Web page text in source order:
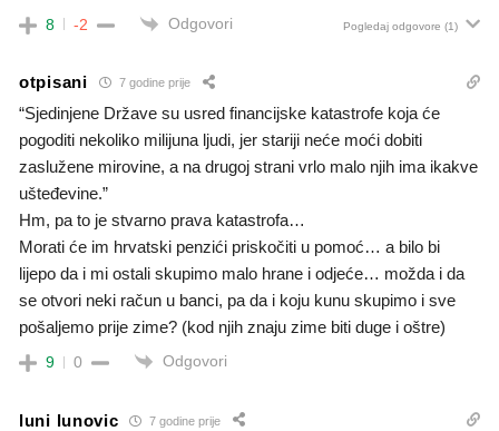
8 -2 Odgovori Pogledaj odgovore (1)
otpisani 7 godine prije
“Sjedinjene Države su usred financijske katastrofe koja će
pogoditi nekoliko milijuna ljudi, jer stariji neće moći dobiti
zaslužene mirovine, a na drugoj strani vrlo malo njih ima ikakve
ušteđevine.”
Hm, pa to je stvarno prava katastrofa…
Morati će im hrvatski penzići priskočiti u pomoć… a bilo bi
lijepo da i mi ostali skupimo malo hrane i odjeće… možda i da
se otvori neki račun u banci, pa da i koju kunu skupimo i sve
pošaljemo prije zime? (kod njih znaju zime biti duge i oštre)
9 0 Odgovori
luni lunovic 7 godine prije